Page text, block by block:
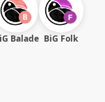
Balade BiG Folk